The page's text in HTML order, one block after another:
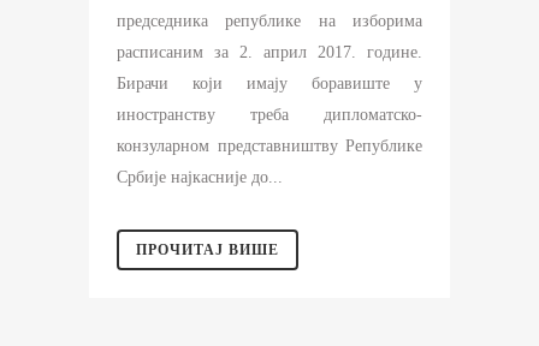
председника републике на изборима
расписаним за 2. април 2017. године.
Бирачи који имају боравиште у
иностранству треба дипломатско-
конзуларном представништву Републике
Србије најкасније до...
ПРОЧИТАЈ ВИШЕ